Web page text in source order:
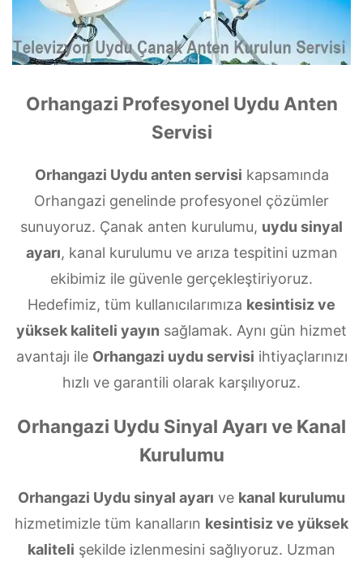
Orhangazi Profesyonel Uydu Anten
Servisi
Orhangazi Uydu anten servisi kapsamında
Orhangazi genelinde profesyonel çözümler
sunuyoruz. Çanak anten kurulumu, uydu sinyal
ayarı, kanal kurulumu ve arıza tespitini uzman
ekibimiz ile güvenle gerçekleştiriyoruz.
Hedefimiz, tüm kullanıcılarımıza kesintisiz ve
yüksek kaliteli yayın sağlamak. Aynı gün hizmet
avantajı ile Orhangazi uydu servisi ihtiyaçlarınızı
hızlı ve garantili olarak karşılıyoruz.
Orhangazi Uydu Sinyal Ayarı ve Kanal
Kurulumu
Orhangazi Uydu sinyal ayarı ve kanal kurulumu
hizmetimizle tüm kanalların kesintisiz ve yüksek
kaliteli şekilde izlenmesini sağlıyoruz. Uzman